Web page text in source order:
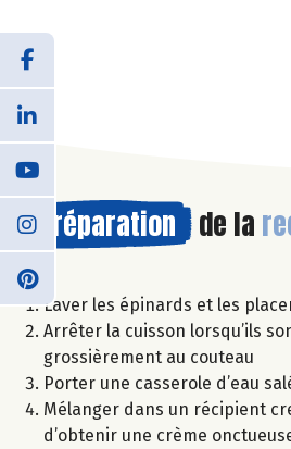
Préparation de la
Laver les épinards et les
Arrêter la cuisson lorsqu’ils
grossièrement au couteau
Porter une casserole d’eau
Mélanger dans un récipient
d’obtenir une crème